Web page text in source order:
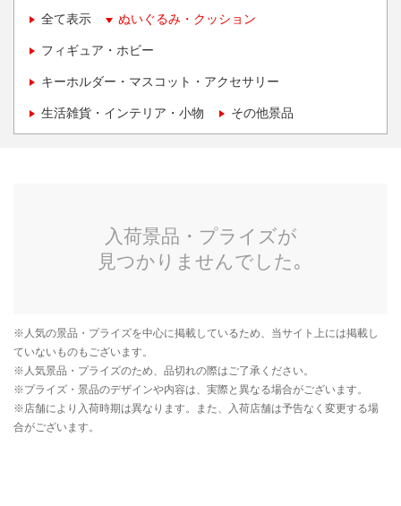
全て表示 ぬいぐるみ・クッション
フィギュア・ホビー
キーホルダー・マスコット・アクセサリー
生活雑貨・インテリア・小物 その他景品